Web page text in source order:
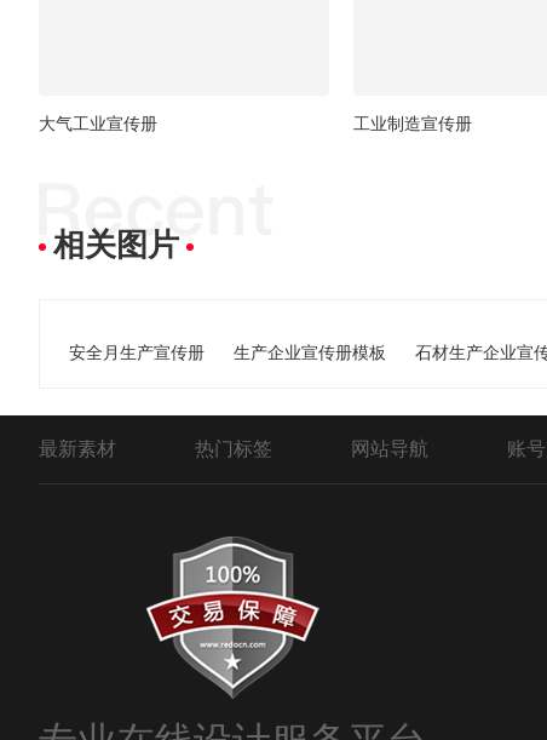
大气工业宣传册 工业制造宣传册
相关图片
安全月生产宣传册 生产企业宣传册模板 石材生产企业宣
最新素材 热门标签 网站导航 账